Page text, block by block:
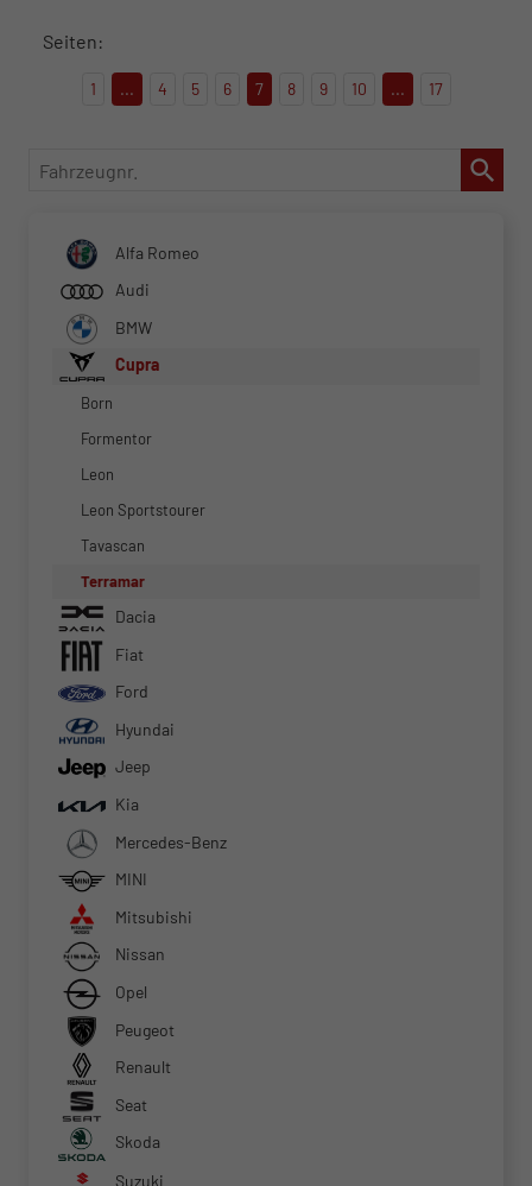
Seiten:
1 ... 4 5 6 7 8 9 10 ... 17
Fahrzeugnr.
Alfa Romeo
Audi
BMW
Cupra
Born
Formentor
Leon
Leon Sportstourer
Tavascan
Terramar
Dacia
Fiat
Ford
Hyundai
Jeep
Kia
Mercedes-Benz
MINI
Mitsubishi
Nissan
Opel
Peugeot
Renault
Seat
Skoda
Suzuki